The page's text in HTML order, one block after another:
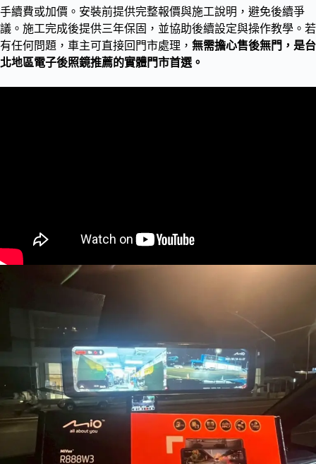
手續費或加價。安裝前提供完整報價與施工說明，避免後續爭
議。施工完成後提供三年保固，並協助後續設定與操作教學。若
有任何問題，車主可直接回門市處理， 無需擔心售後無門，是台
北地區電子後照鏡推薦的實體門市首選。